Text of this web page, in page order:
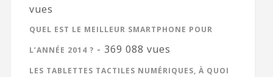
vues
QUEL EST LE MEILLEUR SMARTPHONE POUR
L’ANNÉE 2014 ? - 369 088 vues
LES TABLETTES TACTILES NUMÉRIQUES, À QUOI